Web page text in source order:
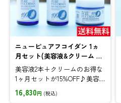
ニューピュアフコイダン 1ヵ
月セット(美容液&クリーム /
保湿スキンケア)
美容液2本+クリームのお得な
1ヶ月セットが15%OFF♪美容
液で潤いを満たし、クリーム
で潤い閉じ込め、モチモチの
16,830円 (税込)